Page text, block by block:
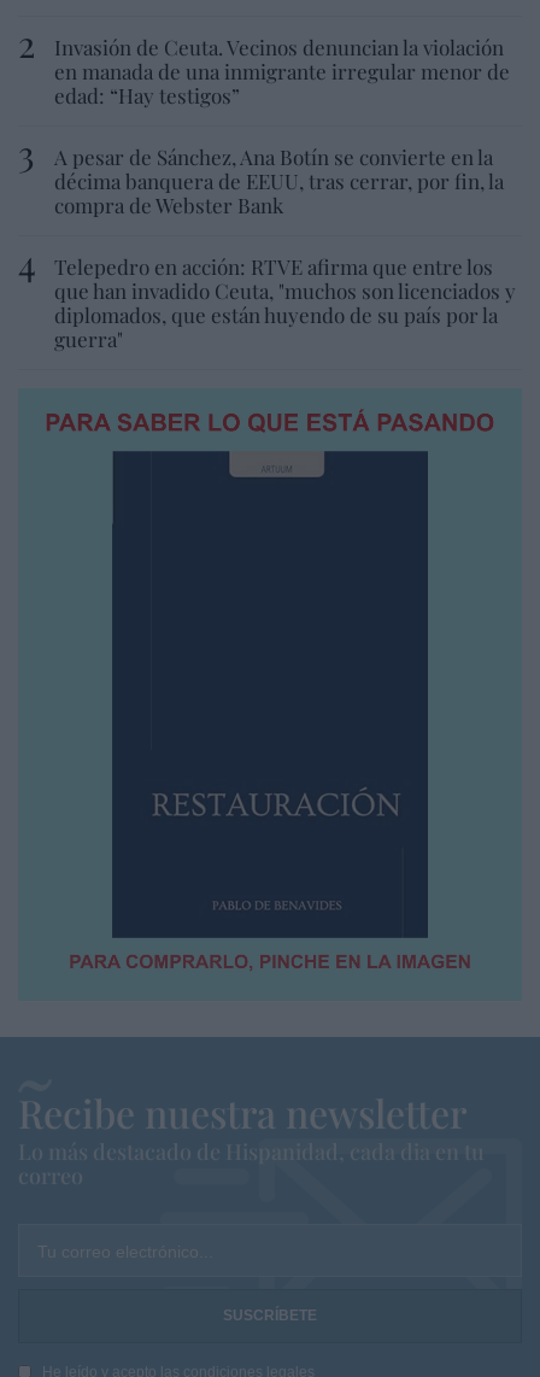
Invasión de Ceuta. Vecinos denuncian la violación
en manada de una inmigrante irregular menor de
edad: “Hay testigos”
A pesar de Sánchez, Ana Botín se convierte en la
décima banquera de EEUU, tras cerrar, por fin, la
compra de Webster Bank
Telepedro en acción: RTVE afirma que entre los
que han invadido Ceuta, "muchos son licenciados y
diplomados, que están huyendo de su país por la
guerra"
Recibe nuestra newsletter
Lo más destacado de Hispanidad, cada dia en tu
correo
Tu correo electrónico...
He leído y acepto las condiciones legales